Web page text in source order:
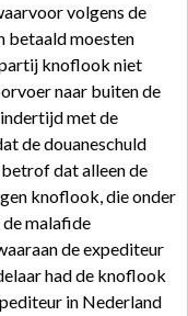
volgens de
betaald moesten
knoflook niet
naar buiten de
met de
de douaneschuld
dat alleen de
knoflook, die onder
de malafide
de expediteur
had de knoflook
in Nederland